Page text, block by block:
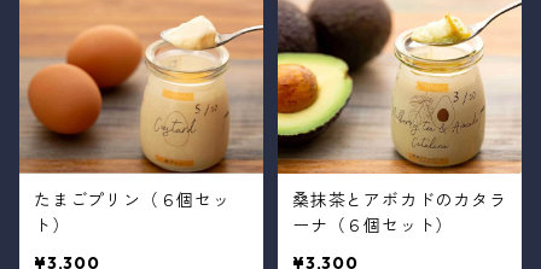
たまごプリン（６個セッ
ト）
¥3,300
桑抹茶とアボカドのカタラ
ーナ（６個セット）
¥3,300